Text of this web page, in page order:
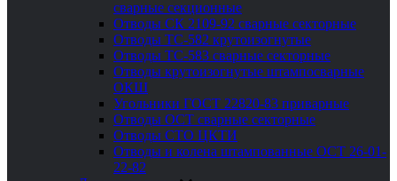
сварные секционные
Отводы СК 2109-92 сварные секторные
Отводы ТС-582 крутоизогнутые
Отводы ТС-583 сварные секторные
Отводы крутоизогнутые штампосварные
ОКШ
Угольники ГОСТ 22820-83 приварные
Отводы ОСТ сварные секторные
Отводы СТО ЦКТИ
Отводы и колена штампованные ОСТ 26-01-
22-82